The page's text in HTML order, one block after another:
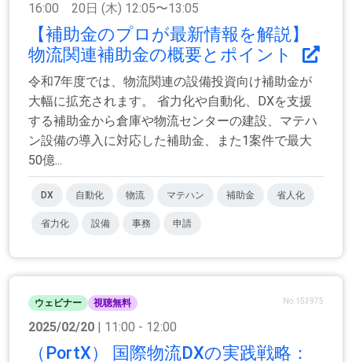
16:00 20日 (木) 12:05〜13:05
【補助⾦のプロが最新情報を解説】
物流関連補助金の概要とポイント
令和7年度では、物流関連の設備投資向け補助金が
大幅に拡充されます。 省力化や自動化、DXを支援
する補助金から倉庫や物流センターの建設、マテハ
ン設備の導入に対応した補助⾦、また1案件で最大
50億...
DX 自動化 物流 マテハン 補助金 省人化
省力化 設備 事務 申請
ウェビナー 視聴無料 No.153975
2025/02/20 | 11:00 - 12:00
（PortX） 国際物流DXの実践戦略：